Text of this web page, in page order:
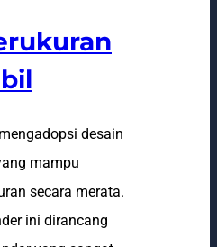
mengadopsi desain
mampu
secara merata.
ini dirancang